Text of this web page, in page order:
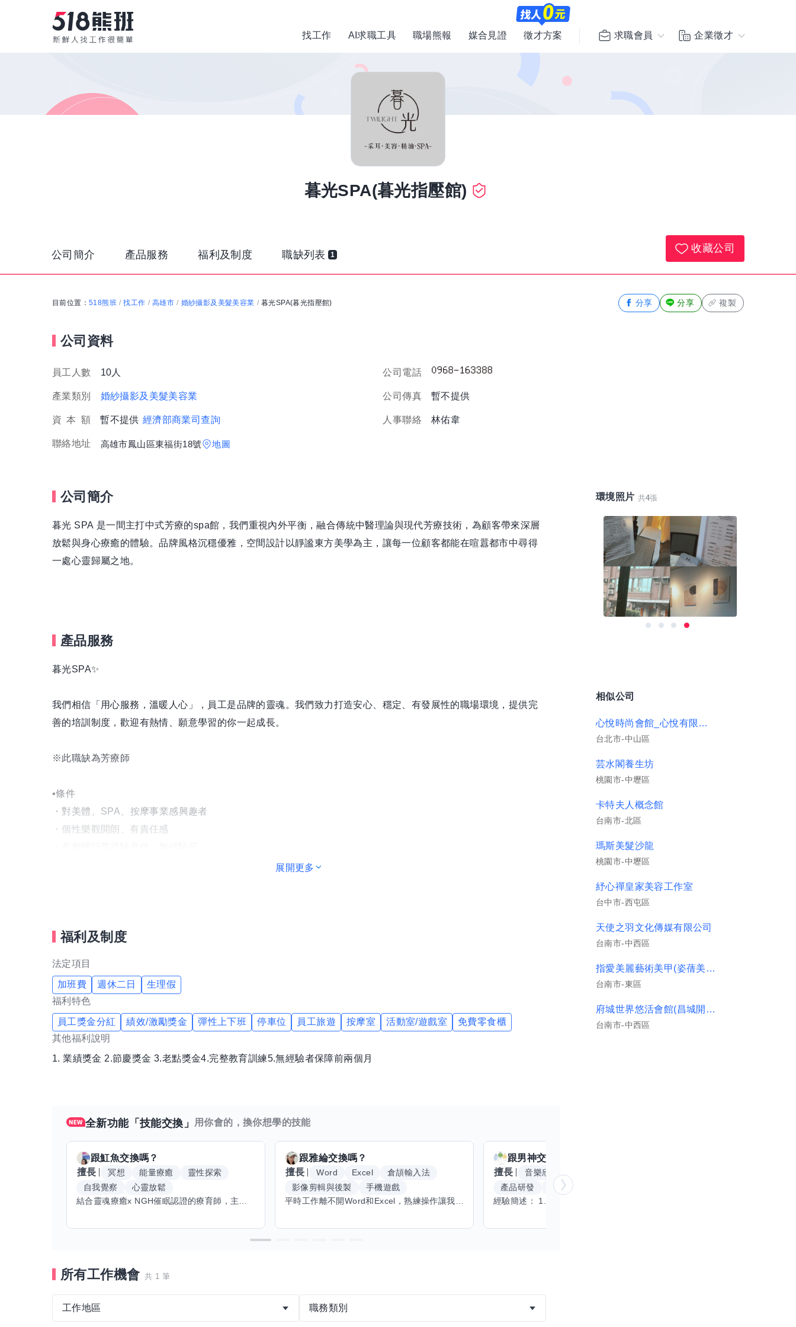
找工作 AI求職工具 職場熊報 媒合見證 徵才方案 求職會員 企業徵才
暮光SPA(暮光指壓館)
公司簡介 產品服務 福利及制度 職缺列表 1
收藏公司
目前位置： 518熊班 / 找工作 / 高雄市 / 婚紗攝影及美髮美容業 / 暮光SPA(暮光指壓館) 分享 分享 複製
公司資料
員工人數 10人 公司電話
產業類別 婚紗攝影及美髮美容業 公司傳真 暫不提供
資 本 額 暫不提供 經濟部商業司查詢 人事聯絡 林佑韋
聯絡地址 高雄市鳳山區東福街18號 地圖
公司簡介
暮光 SPA 是一間主打中式芳療的spa館，我們重視內外平衡，融合傳統中醫理論與現代芳療技術，為顧客帶來深層
放鬆與身心療癒的體驗。品牌風格沉穩優雅，空間設計以靜謐東方美學為主，讓每一位顧客都能在喧囂都市中尋得
一處心靈歸屬之地。
產品服務
暮光SPA✨
我們相信「用心服務，溫暖人心」，員工是品牌的靈魂。我們致力打造安心、穩定、有發展性的職場環境，提供完
善的培訓制度，歡迎有熱情、願意學習的你一起成長。
※此職缺為芳療師
▪️條件
・對美體、SPA、按摩事業感興趣者
・個性樂觀開朗、有責任感
・維護環境、設備，及工作整潔。
▪️薪資內容
· 抽成合作模式
· 業績達標獎金
· 老點獎金
· 過年獎金
· 無經驗者保障前兩個月
·中班12:00-20:00
·晚班16:00-23:00
·晚班17:00-00:00
以上時間都可以調整 ❗️歡迎有興趣的你 來加入我們！！
展開更多
福利及制度
法定項目
加班費 週休二日
生理假
福利特色
員工獎金分紅 績效/激勵獎金 彈性上下班 停車位 員工旅遊 按摩室 活動室/遊戲室
免費零食櫃
其他福利說明
1. 業績獎金 2.節慶獎金 3.老點獎金4.完整教育訓練5.無經驗者保障前兩個月
全新功能「技能交換」 用你會的，換你想學的技能
跟魟魚交換嗎？
擅長
冥想 能量療癒
靈性探索
自我覺察
心靈放鬆
跟雅綸交換嗎？
擅長
Word Excel
倉頡輸入法
影像剪輯與後製
手機遊戲
跟男神交換嗎？
擅長
音樂欣賞
產品研發
跨部門協作
所有工作機會 共 1 筆
工作地區 職務類別
環境照片 共4張
相似公司
心悅時尚會館_心悅有限公司
台北市-中山區
芸水閣養生坊
桃園市-中壢區
卡特夫人概念館
台南市-北區
瑪斯美髮沙龍
桃園市-中壢區
紓心禪皇家美容工作室
台中市-西屯區
天使之羽文化傳媒有限公司
台南市-中西區
指愛美麗藝術美甲(姿蒨美甲)
台南市-東區
府城世界悠活會館(昌城開發有限公司)
台南市-中西區